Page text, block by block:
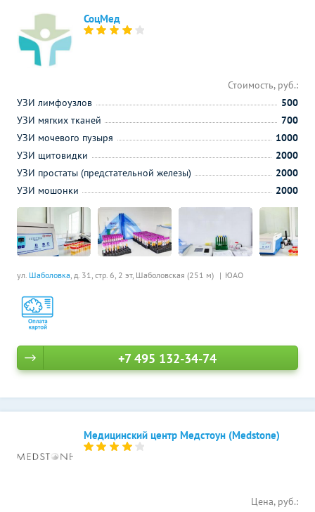
СоцМед
ул. Шаболовка, д. 31, стр. 6, 2 эт, Шаболовская (251 м) ЮАО
Стоимость, руб.:
УЗИ лимфоузлов
500
УЗИ мягких тканей
700
УЗИ мочевого пузыря
1000
УЗИ щитовидки
2000
УЗИ простаты (предстательной железы)
2000
УЗИ мошонки
2000
+7 495 132-34-74
Медицинский центр Медстоун (Medstone)
Цена, руб.: